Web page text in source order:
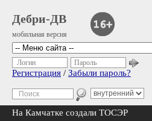
Дебри-ДВ
мобильная версия
Логин Пароль
Регистрация / Забыли пароль?
На Камчатке создали ТОСЭР